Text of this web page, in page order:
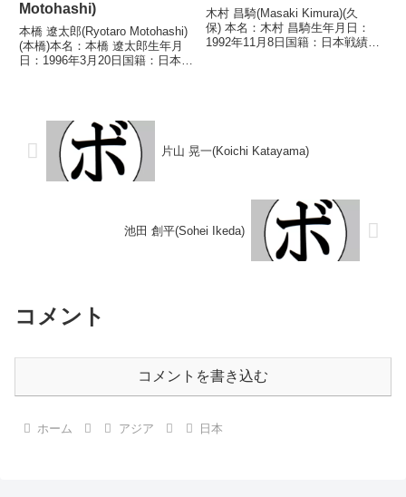
Motohashi)
本橋 遼太郎(Ryotaro Motohashi)
(本橋)本名：本橋 遼太郎生年月
日：1996年3月20日国籍：日本戦
2015/09/16 ○4R判定...
木村 昌騎(Masaki Kimura)(久
保) 本名：木村 昌騎生年月日：
1992年11月8日国籍：日本戦績：
片山 晃一(Koichi Katayama)
池田 創平(Sohei Ikeda)
コメント
コメントを書き込む
ホーム アジア 日本